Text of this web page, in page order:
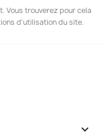
Vous trouverez pour cela
d'utilisation du site.
